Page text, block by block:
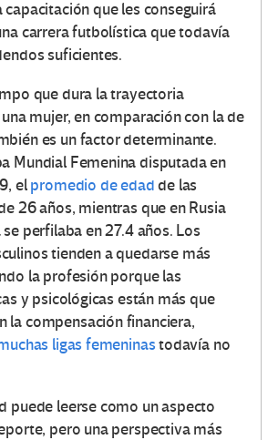
capacitación que les conseguirá
carrera futbolística que todavía
suficientes.
que dura la trayectoria
mujer, en comparación con la de
es un factor determinante.
Mundial Femenina disputada en
elpromedio de edadde las
26 años, mientras que en Rusia
perfilaba en 27.4 años. Los
tienden a quedarse más
la profesión porque las
y psicológicas están más que
la compensación financiera,
ligas femeninastodavía no
puede leerse como un aspecto
pero una perspectiva más